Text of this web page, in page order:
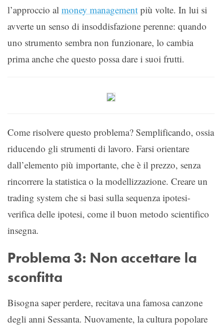
l’approccio al money management più volte. In lui si
avverte un senso di insoddisfazione perenne: quando
uno strumento sembra non funzionare, lo cambia
prima anche che questo possa dare i suoi frutti.
Come risolvere questo problema? Semplificando, ossia
riducendo gli strumenti di lavoro. Farsi orientare
dall’elemento più importante, che è il prezzo, senza
rincorrere la statistica o la modellizzazione. Creare un
trading system che si basi sulla sequenza ipotesi-
verifica delle ipotesi, come il buon metodo scientifico
insegna.
Problema 3: Non accettare la
sconfitta
Bisogna saper perdere, recitava una famosa canzone
degli anni Sessanta. Nuovamente, la cultura popolare